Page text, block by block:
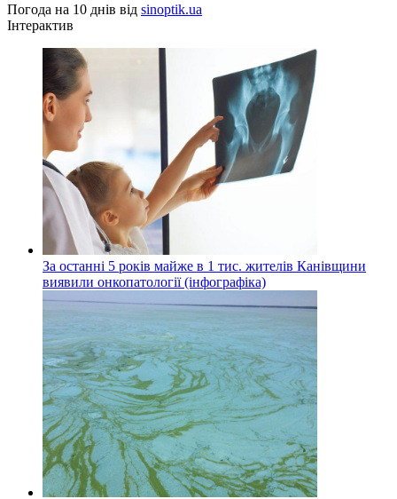
Погода на 10 днів від sinoptik.ua
Інтерактив
За останні 5 років майже в 1 тис. жителів Канівщини
виявили онкопатології (інфографіка)